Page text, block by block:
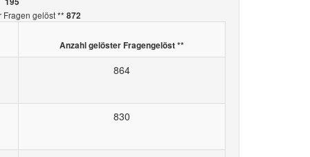
Fragen gelöst ** 872
Anzahl gelöster Fragengelöst **
864
830